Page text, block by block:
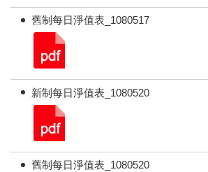
舊制每日淨值表_1080517
新制每日淨值表_1080520
舊制每日淨值表_1080520